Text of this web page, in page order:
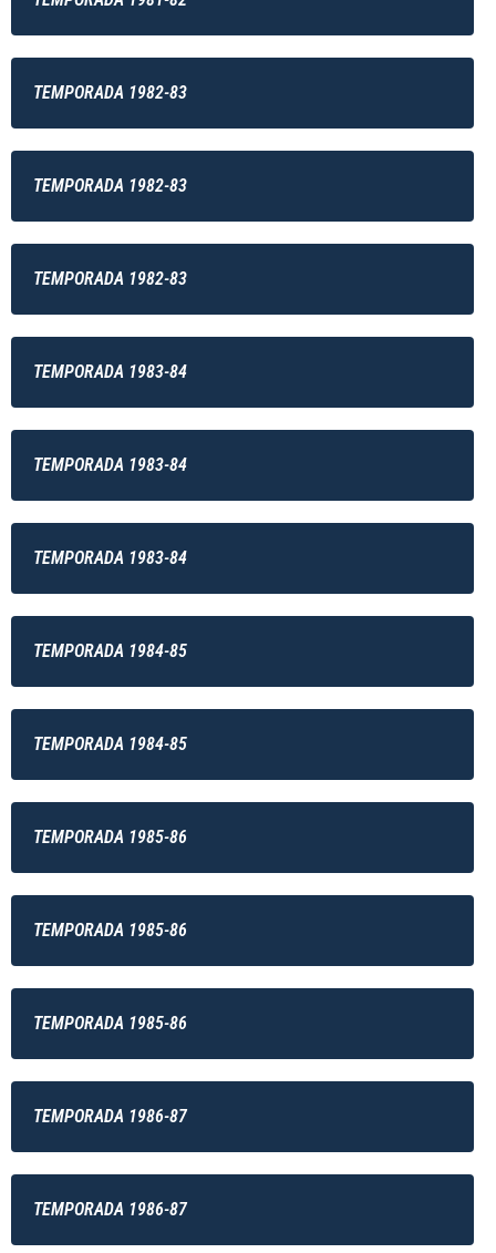
TEMPORADA 1982-83
TEMPORADA 1982-83
TEMPORADA 1982-83
TEMPORADA 1983-84
TEMPORADA 1983-84
TEMPORADA 1983-84
TEMPORADA 1984-85
TEMPORADA 1984-85
TEMPORADA 1985-86
TEMPORADA 1985-86
TEMPORADA 1985-86
TEMPORADA 1986-87
TEMPORADA 1986-87